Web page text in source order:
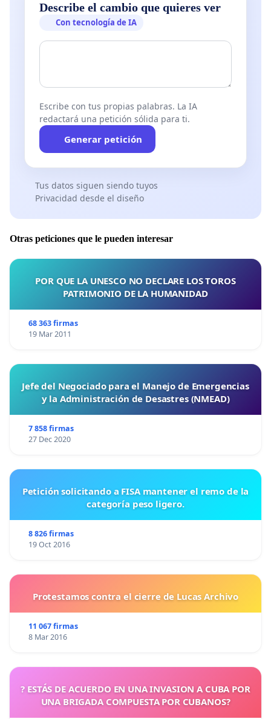
Describe el cambio que quieres ver
Con tecnología de IA
Escribe con tus propias palabras. La IA
redactará una petición sólida para ti.
Generar petición
Tus datos siguen siendo tuyos
Privacidad desde el diseño
Otras peticiones que le pueden interesar
POR QUE LA UNESCO NO DECLARE LOS TOROS
PATRIMONIO DE LA HUMANIDAD
68 363 firmas
19 Mar 2011
Jefe del Negociado para el Manejo de Emergencias
y la Administración de Desastres (NMEAD)
7 858 firmas
27 Dec 2020
Petición solicitando a FISA mantener el remo de la
categoría peso ligero.
8 826 firmas
19 Oct 2016
Protestamos contra el cierre de Lucas Archivo
11 067 firmas
8 Mar 2016
? ESTÁS DE ACUERDO EN UNA INVASION A CUBA POR
UNA BRIGADA COMPUESTA POR CUBANOS?